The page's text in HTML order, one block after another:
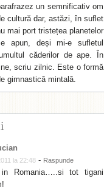
un semnificativ om
cultură dar, astăzi, în suflet
mai port tristețea planetelor
apun, deși mi-e sufletul
căderilor de ape. În
scriu zilnic. Este o formă
gimnastică mintală.
la 22:48 - Raspunde
Romania…..si tot tigani